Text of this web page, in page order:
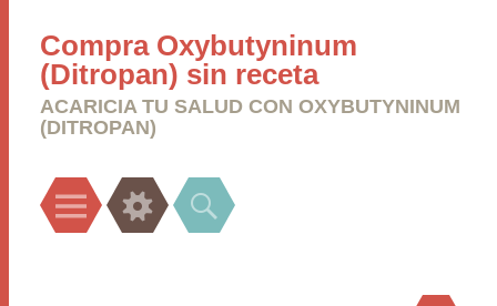
Compra Oxybutyninum
(Ditropan) sin receta
ACARICIA TU SALUD CON OXYBUTYNINUM
(DITROPAN)
Menu Widgets Search